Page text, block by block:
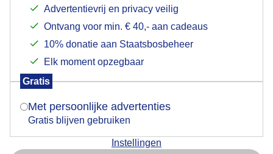
Advertentievrij en privacy veilig
Ontvang voor min. € 40,- aan cadeaus
10% donatie aan Staatsbosbeheer
Elk moment opzegbaar
Gratis
Met persoonlijke advertenties
Gratis blijven gebruiken
Instellingen
Indien je hier nog geen akkoord op hebt gegeven,
verschijnt er zo een pop-up uit je browser waarin
Is goed, toon de popup
Nu niet, misschien later